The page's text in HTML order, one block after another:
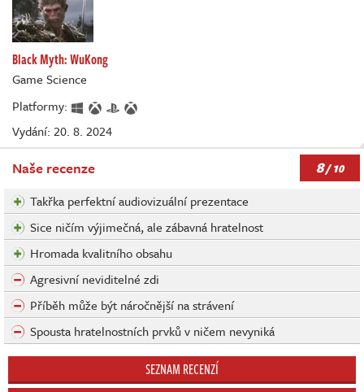
Black Myth: WuKong
Game Science
Platformy:
Vydání: 20. 8. 2024
Naše recenze 8/ 10
Takřka perfektní audiovizuální prezentace
Sice ničím výjimečná, ale zábavná hratelnost
Hromada kvalitního obsahu
Agresivní neviditelné zdi
Příběh může být náročnější na strávení
Spousta hratelnostních prvků v ničem nevyniká
SEZNAM RECENZÍ